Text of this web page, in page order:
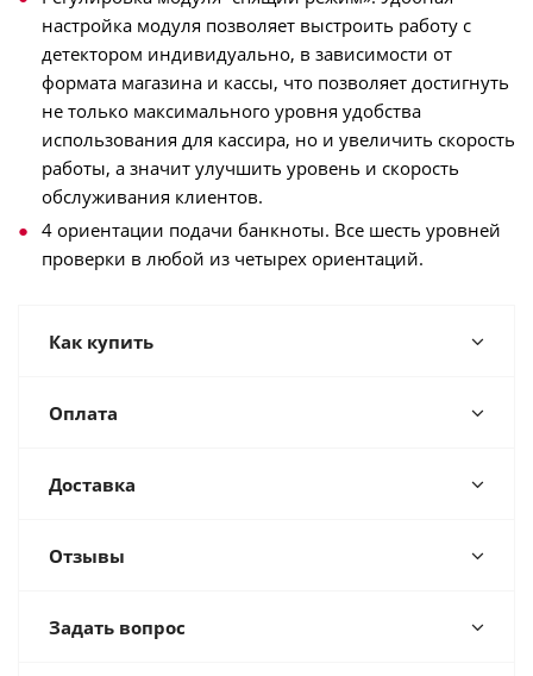
настройка модуля позволяет выстроить работу с
детектором индивидуально, в зависимости от
формата магазина и кассы, что позволяет достигнуть
не только максимального уровня удобства
использования для кассира, но и увеличить скорость
работы, а значит улучшить уровень и скорость
обслуживания клиентов.
4 ориентации подачи банкноты. Все шесть уровней
проверки в любой из четырех ориентаций.
Как купить
Оплата
Доставка
Отзывы
Задать вопрос